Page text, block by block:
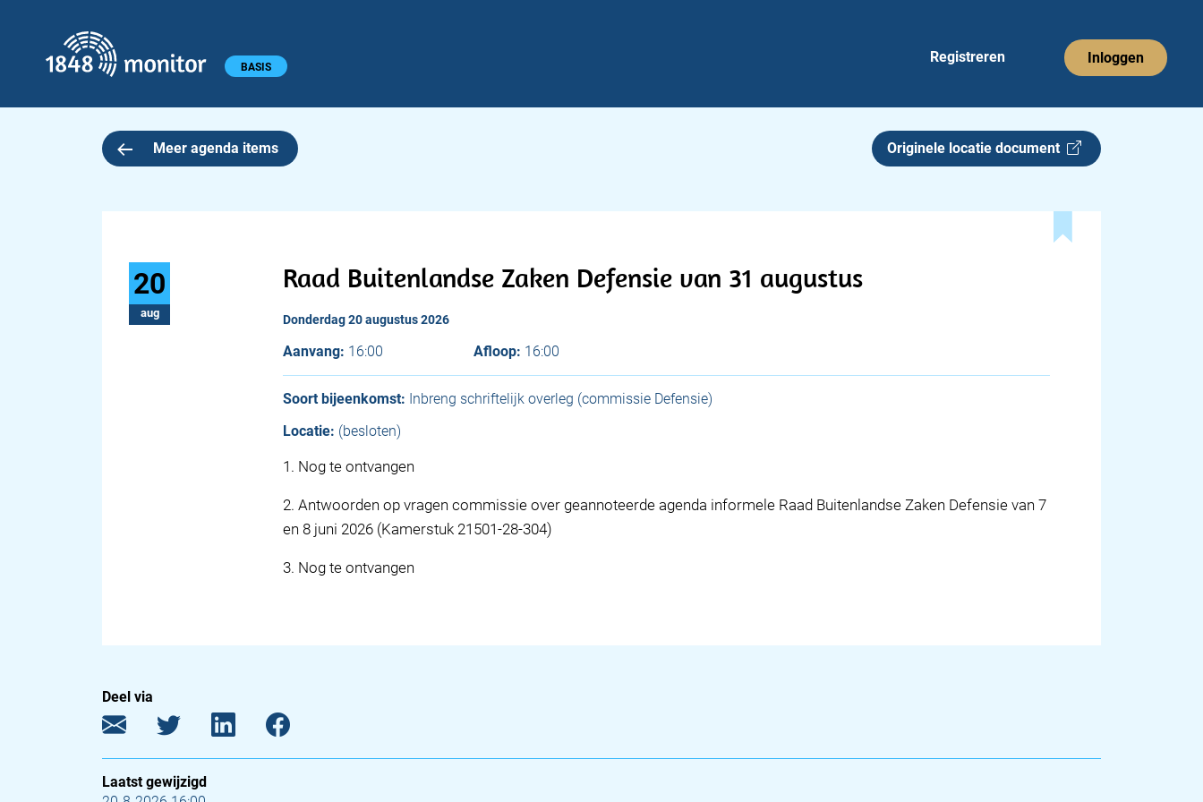
Hoofdmenu BASIS
Registreren Inloggen
Meer agenda items Originele locatie document
20
aug
Raad Buitenlandse Zaken Defensie van 31 augustus
donderdag 20 augustus 2026
Aanvang: 16:00 Afloop: 16:00
Soort bijeenkomst: Inbreng schriftelijk overleg (commissie Defensie)
Locatie: (besloten)
1 . Nog te ontvangen
2. Antwoorden op vragen commissie over geannoteerde agenda informele Raad Buitenlandse Zaken Defensie van 7
en 8 juni 2026 (Kamerstuk 21501-28-304)
3. Nog te ontvangen
Deel via
Laatst gewijzigd